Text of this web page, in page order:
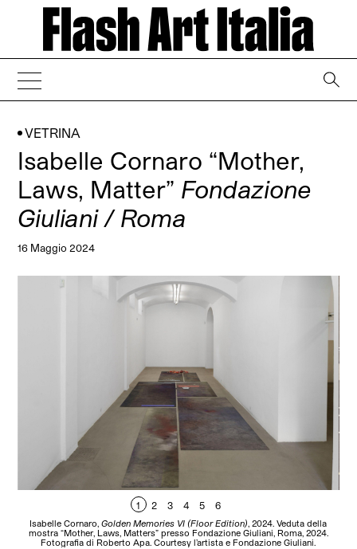
VETRINA
Isabelle Cornaro “Mother,
Laws, Matter” Fondazione
Giuliani / Roma
16 Maggio 2024
1 2 3 4 5 6
Isabelle Cornaro,Golden Memories VI (Floor Edition), 2024. Veduta della
mostra “Mother, Laws, Matters” presso Fondazione Giuliani, Roma, 2024.
Fotografia di Roberto Apa. Courtesy l’artista e Fondazione Giuliani.